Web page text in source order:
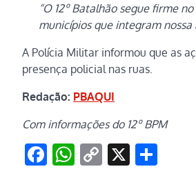
“O 12º Batalhão segue firme
municípios que integram nossa
A Polícia Militar informou que as
presença policial nas ruas.
Redação: PBAQUI
Com informações do 12º BPM
Facebook
WhatsApp
Copy
X